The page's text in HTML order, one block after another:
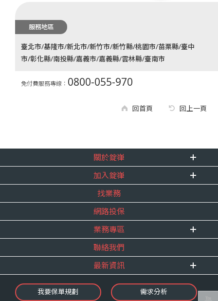
服務地區
臺北市/基隆市/新北市/新竹市/新竹縣/桃園市/苗栗縣/臺中
市/彰化縣/南投縣/嘉義市/嘉義縣/雲林縣/臺南市
免付費服務專線： 0800-055-970
回首頁 回上一頁
關於錠嵂
企業資訊
重要事跡
得獎紀錄
服務宣言
合作夥伴
加入錠嵂
內勤招聘
精英招募
年度增員計畫
找業務
網路投保
業務專區
E 線資源網
聯絡我們
最新資訊
最新消息
我要保單規劃 需求分析